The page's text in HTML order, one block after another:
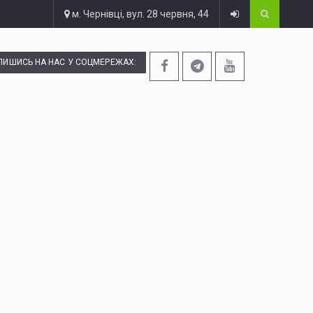
м. Чернівці, вул. 28 червня, 44
НА НАС У СОЦМЕРЕЖАХ: